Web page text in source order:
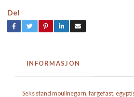
Del
INFORMASJON
Seks stand moulinegarn, fargefast,